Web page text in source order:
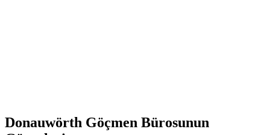
Donauwörth Göçmen Bürosunun